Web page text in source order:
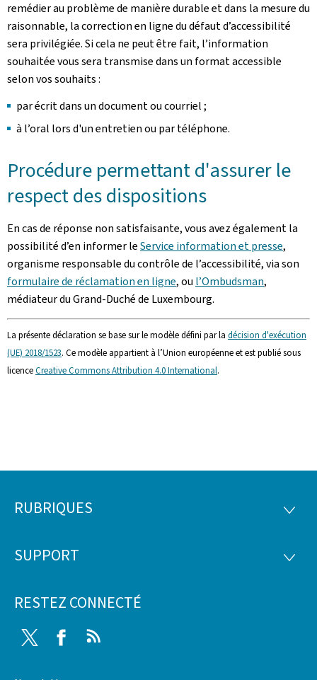
remédier au problème de manière durable et dans la mesure du
raisonnable, la correction en ligne du défaut d’accessibilité
sera privilégiée. Si cela ne peut être fait, l’information
souhaitée vous sera transmise dans un format accessible
selon vos souhaits :
par écrit dans un document ou courriel ;
à l’oral lors d'un entretien ou par téléphone.
Procédure permettant d'assurer le
respect des dispositions
En cas de réponse non satisfaisante, vous avez également la
possibilité d’en informer leService information et presse,
organisme responsable du contrôle de l’accessibilité, via son
formulaire de réclamation en ligne, ou l’Ombudsman,
médiateur du Grand-Duché de Luxembourg.
La présente déclaration se base sur le modèle défini par la décision d'exécution
(UE) 2018/1523. Ce modèle appartient à l’Union européenne et est publié sous
licenceCreative Commons Attribution 4.0 International.
Pied
page
RUBRIQUES
SUPPORT
RESTEZ CONNECTÉ
Twitter Facebook